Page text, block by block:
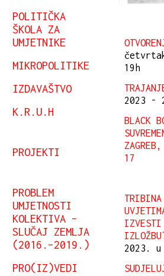
POLITIČKA
ŠKOLA ZA
UMJETNIKE
MIKROPOLITIKE
IZDAVAŠTVO
K.R.U.H
PROJEKTI
PROBLEM
UMJETNOSTI
KOLEKTIVA –
SLUČAJ ZEMLJA
(2016.–2019.)
PRO(IZ)VEDI
19h
2023 -
BLACK
17
TRIBINA
IZVESTI
2023.